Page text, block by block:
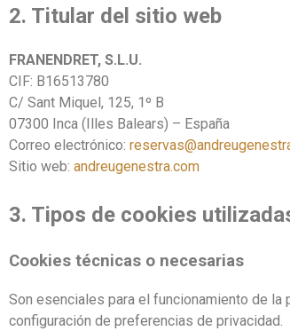
2. Titular del sitio web
FRANENDRET, S.L.U.
CIF: B16513780
C/ Sant Miquel, 125, 1º B
07300 Inca (Illes Balears) – España
Correo electrónico:
Sitio web: andreugenestra.com
3. Tipos de cookies
Cookies técnicas o necesarias
Son esenciales para el funcionamiento de
configuración de preferencias de privacidad.